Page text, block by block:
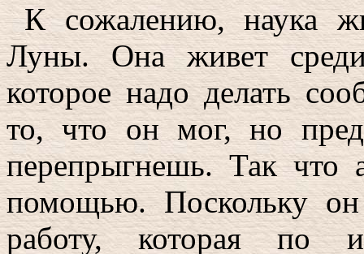
К сожалению, наука
Луны. Она живет
которое надо делать
то, что он мог, но
перепрыгнешь. Так что
помощью. Поскольку
работу, которая по